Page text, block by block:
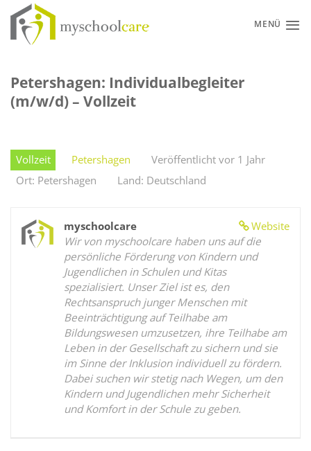
Zum
Inhalt
springen
MENÜ
Petershagen: Individualbegleiter
(m/w/d) – Vollzeit
Vollzeit Petershagen
Veröffentlicht vor 1 Jahr
Ort: Petershagen
Land: Deutschland
Website
myschoolcare
Wir von myschoolcare haben uns auf die
persönliche Förderung von Kindern und
Jugendlichen in Schulen und Kitas
spezialisiert. Unser Ziel ist es, den
Rechtsanspruch junger Menschen mit
Beeinträchtigung auf Teilhabe am
Bildungswesen umzusetzen, ihre Teilhabe am
Leben in der Gesellschaft zu sichern und sie
im Sinne der Inklusion individuell zu fördern.
Dabei suchen wir stetig nach Wegen, um den
Kindern und Jugendlichen mehr Sicherheit
und Komfort in der Schule zu geben.